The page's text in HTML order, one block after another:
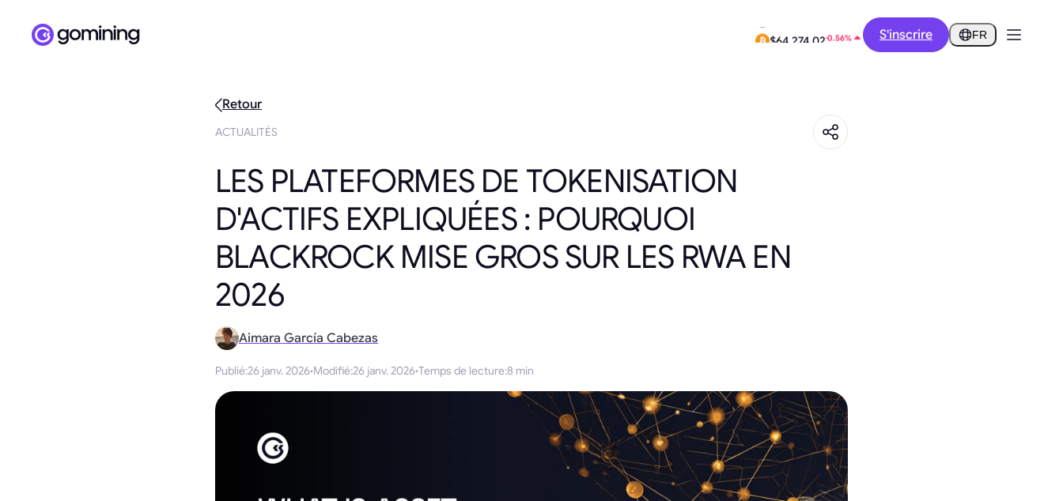
$0.2582 S'inscrire FR
Retour
ACTUALITÉS
LES PLATEFORMES DE TOKENISATION
D'ACTIFS EXPLIQUÉES : POURQUOI
BLACKROCK MISE GROS SUR LES RWA EN
2026
Aimara García Cabezas
Publié:26 janv. 2026·Modifié:26 janv. 2026·Temps de lecture:8 min